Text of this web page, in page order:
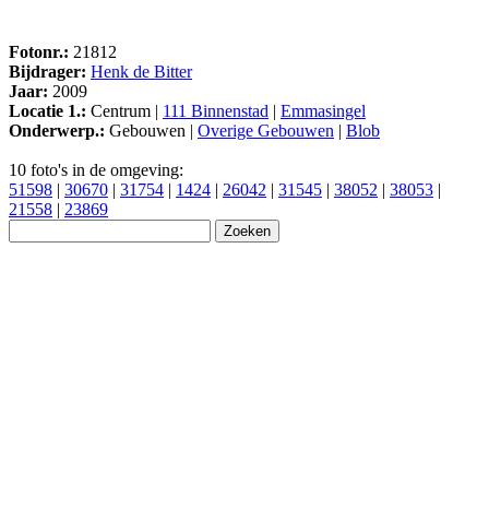
Fotonr.: 21812
Bijdrager: Henk de Bitter
Jaar: 2009
Locatie 1.: Centrum | 111 Binnenstad | Emmasingel
Onderwerp.: Gebouwen | Overige Gebouwen | Blob
10 foto's in de omgeving:
51598 | 30670 | 31754 | 1424 | 26042 | 31545 | 38052 | 38053 |
21558 | 23869